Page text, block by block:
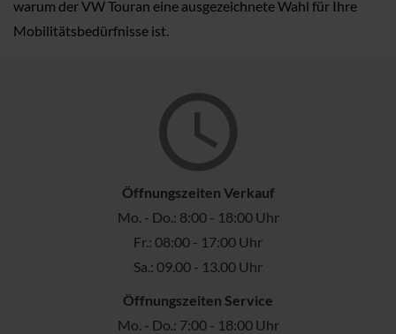
warum der VW Touran eine ausgezeichnete Wahl für Ihre
Mobilitätsbedürfnisse ist.
Öffnungszeiten Verkauf
Mo. - Do.: 8:00 - 18:00 Uhr
Fr.: 08:00 - 17:00 Uhr
Sa.: 09.00 - 13.00 Uhr
Öffnungszeiten Service
Mo. - Do.: 7:00 - 18:00 Uhr